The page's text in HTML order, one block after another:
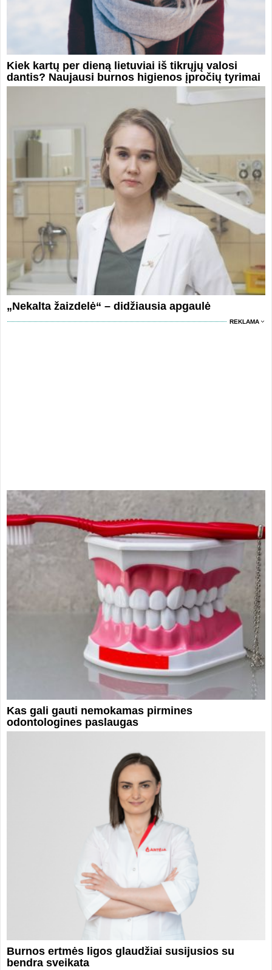
Kiek kartų per dieną lietuviai iš tikrųjų valosi
dantis? Naujausi burnos higienos įpročių tyrimai
„Nekalta žaizdelė“ – didžiausia apgaulė
REKLAMA
Kas gali gauti nemokamas pirmines
odontologines paslaugas
Burnos ertmės ligos glaudžiai susijusios su
bendra sveikata